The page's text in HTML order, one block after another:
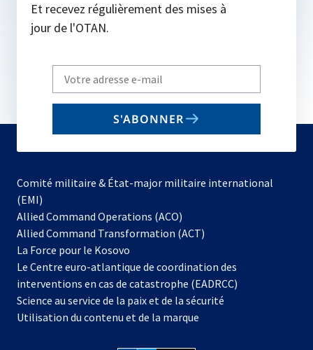
Et recevez régulièrement des mises à
jour de l'OTAN.
Write
your
email
S'ABONNER
Comité militaire & État-major militaire international
(EMI)
Allied Command Operations (ACO)
dans
nouvel
onglet
Allied Command Transformation (ACT)
La Force pour le Kosovo
dans
un
nouvel
onglet
Le Centre euro-atlantique de coordination des
interventions en cas de catastrophe (EADRCC)
Science au service de la paix et de la sécurité
Utilisation du contenu et de la marque